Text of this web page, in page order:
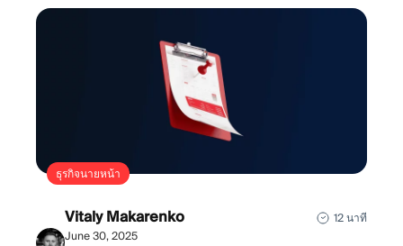
ธุรกิจนายหน้า
Vitaly Makarenko
June 30, 2025
12 นาที